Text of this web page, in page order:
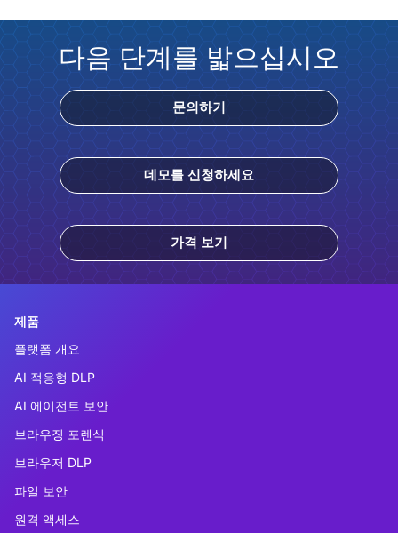
다음 단계를 밟으십시오
문의하기
데모를 신청하세요
가격 보기
제품
플랫폼 개요
AI 적응형 DLP
AI 에이전트 보안
브라우징 포렌식
브라우저 DLP
파일 보안
원격 액세스